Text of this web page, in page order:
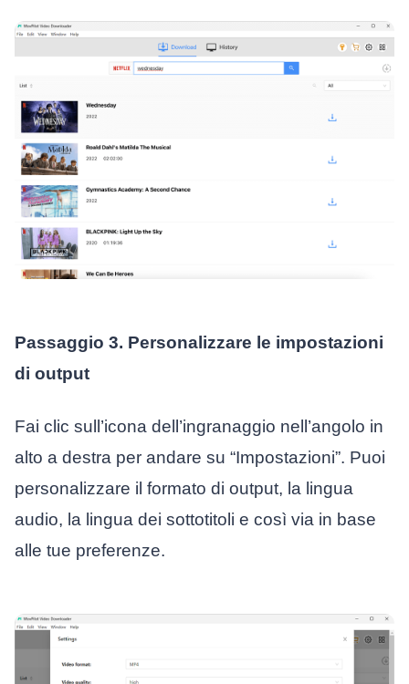
Passaggio 3. Personalizzare le impostazioni
di output
Fai clic sull’icona dell’ingranaggio nell’angolo in
alto a destra per andare su “Impostazioni”. Puoi
personalizzare il formato di output, la lingua
audio, la lingua dei sottotitoli e così via in base
alle tue preferenze.